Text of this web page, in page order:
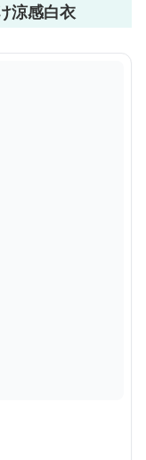
涼感白衣